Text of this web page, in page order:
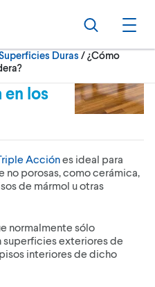
Buscar
Duras Actualmente:
¿Cómo
en los
Acciónes ideal para
porosas, como cerámica,
de mármol u otras
normalmente sólo
superficies exteriores de
interiores de dicho